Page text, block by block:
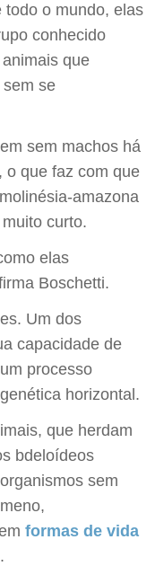
todo o mundo, elas
conhecido
que
se
sem machos há
, o que faz com que
amazona
curto.
elas
Boschetti.
Um dos
capacidade de
processo
horizontal.
que herdam
bdeloídeos
sem
formas de vida